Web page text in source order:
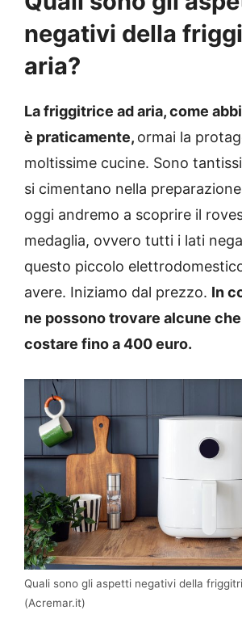
negativi della
aria?
La friggitrice ad aria, come
è praticamente, ormai la
moltissime cucine. Sono
si cimentano nella
oggi andremo a scoprire il
medaglia, ovvero tutti i lati
questo piccolo
avere. Iniziamo dal prezzo. In
ne possono trovare alcune
costare fino a 400 euro.
Quali sono gli aspetti negativi della
(Acremar.it)